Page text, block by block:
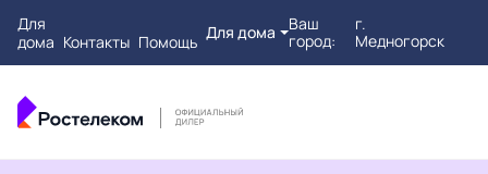
Для
дома Контакты Помощь Для дома
Ваш
город:
г.
Медногорск